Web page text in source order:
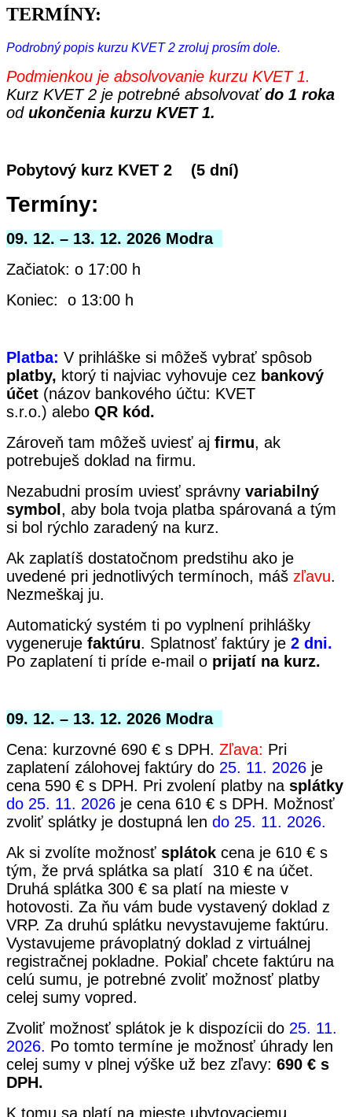
TERMÍNY:
Podrobný popis kurzu KVET 2 zroluj prosím dole.
Podmienkou je absolvovanie kurzu KVET 1.
Kurz KVET 2 je potrebné absolvovaťdo 1 roka
od ukončenia kurzu KVET 1.
Pobytový kurz KVET 2 (5 dní)
Termíny:
09. 12. – 13. 12. 2026 Modra
Začiatok: o 17:00 h
Koniec: o 13:00 h
Platba: V prihláške si môžeš vybrať spôsob
platby, ktorý ti najviac vyhovuje cez bankový
účet (názov bankového účtu: KVET
s.r.o.) alebo QR kód.
Zároveň tam môžeš uviesť aj firmu, ak
potrebuješ doklad na firmu.
Nezabudni prosím uviesť správny variabilný
symbol , aby bola tvoja platba spárovaná a tým
si bol rýchlo zaradený na kurz.
Ak zaplatíš dostatočnom predstihu ako je
uvedené pri jednotlivých termínoch, máš zľavu.
Nezmeškaj ju.
Automatický systém ti po vyplnení prihlášky
vygeneruje faktúru. Splatnosť faktúry je 2 dni.
Po zaplatení ti príde e-mail o prijatí na kurz.
09. 12. – 13. 12. 2026 Modra
Cena: kurzovné 690 € s DPH. Zľava: Pri
zaplatení zálohovej faktúry do 25. 11. 2026 je
cena 590 € s DPH. Pri zvolení platby na splátky
do 25. 11. 2026 je cena 610 € s DPH. Možnosť
zvoliť splátky je dostupná len do 25. 11. 2026.
Ak si zvolíte možnosť splátok cena je 610 € s
tým, že prvá splátka sa platí 310 € na účet.
Druhá splátka 300 € sa platí na mieste v
hotovosti. Za ňu vám bude vystavený doklad z
VRP. Za druhú splátku nevystavujeme faktúru.
Vystavujeme právoplatný doklad z virtuálnej
registračnej pokladne. Pokiaľ chcete faktúru na
celú sumu, je potrebné zvoliť možnosť platby
celej sumy vopred.
Zvoliť možnosť splátok je k dispozícii do 25. 11.
2026. Po tomto termíne je možnosť úhrady len
celej sumy v plnej výške už bez zľavy: 690 € s
DPH.
K tomu sa platí na mieste ubytovaciemu